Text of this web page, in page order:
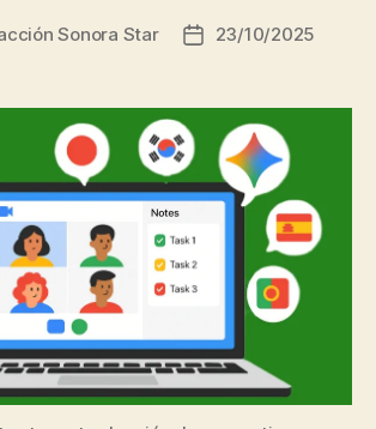
Sonora Star
Fecha
entrada
23/10/2025